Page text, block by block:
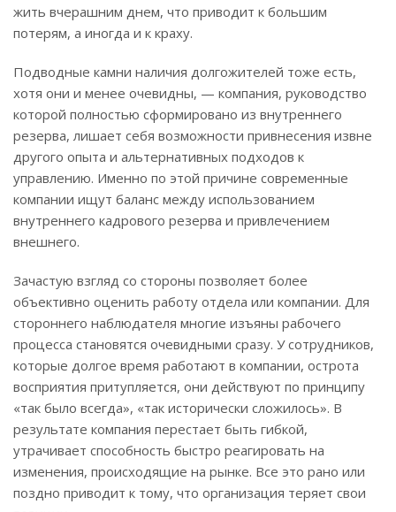
жить вчерашним днем, что приводит к большим
потерям, а иногда и к краху.
Подводные камни наличия долгожителей тоже есть,
хотя они и менее очевидны, — компания, руководство
которой полностью сформировано из внутреннего
резерва, лишает себя возможности привнесения извне
другого опыта и альтернативных подходов к
управлению. Именно по этой причине современные
компании ищут баланс между использованием
внутреннего кадрового резерва и привлечением
внешнего.
Зачастую взгляд со стороны позволяет более
объективно оценить работу отдела или компании. Для
стороннего наблюдателя многие изъяны рабочего
процесса становятся очевидными сразу. У сотрудников,
которые долгое время работают в компании, острота
восприятия притупляется, они действуют по принципу
«так было всегда», «так исторически сложилось». В
результате компания перестает быть гибкой,
утрачивает способность быстро реагировать на
изменения, происходящие на рынке. Все это рано или
поздно приводит к тому, что организация теряет свои